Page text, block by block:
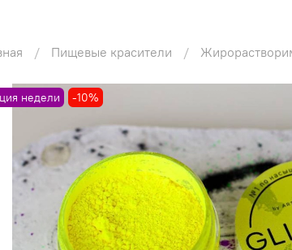
Пищевые красители
недели -10%